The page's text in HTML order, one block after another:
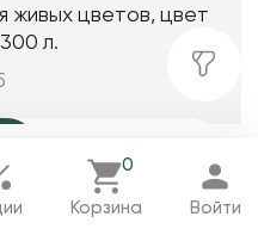
живых цветов, цвет
л.
Корзина Профиль
0
Корзина Войти